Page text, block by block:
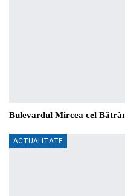
Bulevardul Mircea cel
ACTUALITATE